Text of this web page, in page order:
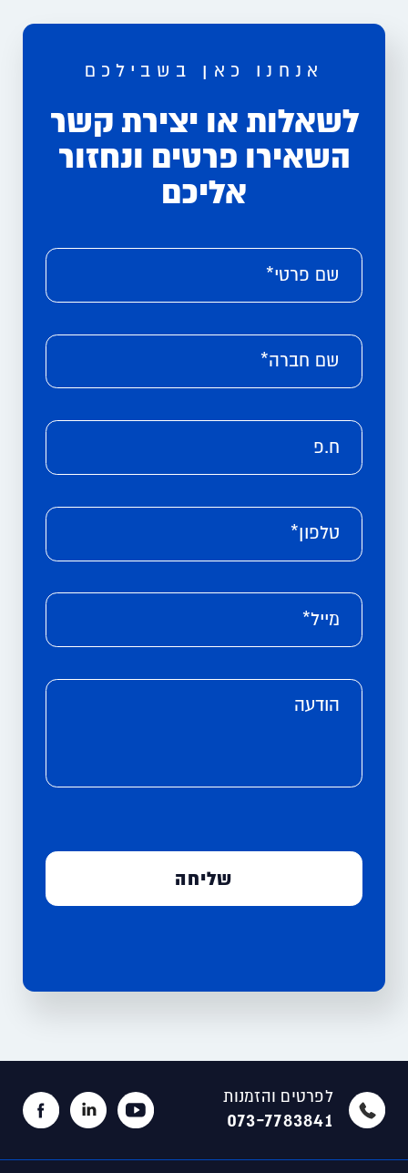
אנחנו כאן בשבילכם
לשאלות או יצירת קשר
השאירו פרטים ונחזור
אליכם
Please leave this field empty.
שם פרטי*
שם חברה*
ח.פ
טלפון*
מייל*
הודעה
Alternative:
לפרטים והזמנות
073-7783841